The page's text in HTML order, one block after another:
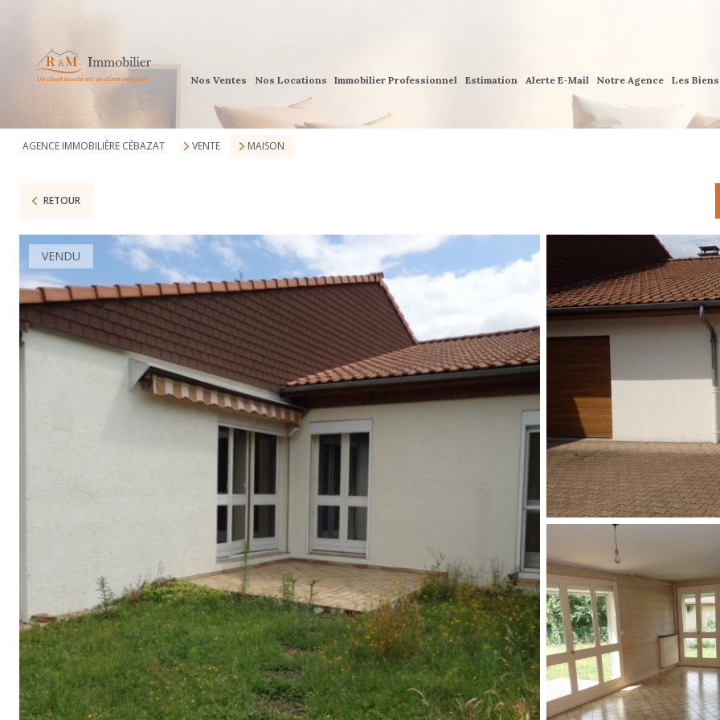
Nos Ventes Nos Locations Immobilier Professionnel Estimation Alerte E-Mail Notre Agence Les
AGENCE IMMOBILIÈRE CÉBAZAT VENTE MAISON
RETOUR
VENDU